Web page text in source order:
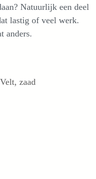
Natuurlijk een deel
lastig of veel werk.
anders.
Velt, zaad